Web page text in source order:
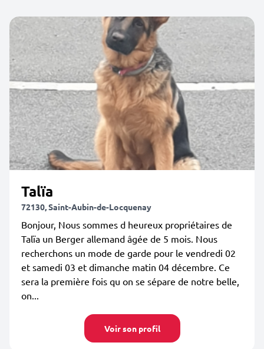
Talïa
72130, Saint-Aubin-de-Locquenay
Bonjour, Nous sommes d heureux propriétaires de
Talïa un Berger allemand âgée de 5 mois. Nous
recherchons un mode de garde pour le vendredi 02
et samedi 03 et dimanche matin 04 décembre. Ce
sera la première fois qu on se sépare de notre belle,
on...
Voir son profil